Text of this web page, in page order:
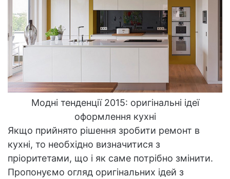
Модні тенденції 2015: оригінальні ідеї
оформлення кухні
Якщо прийнято рішення зробити ремонт в
кухні, то необхідно визначитися з
пріоритетами, що і як саме потрібно змінити.
Пропонуємо огляд оригінальних ідей з